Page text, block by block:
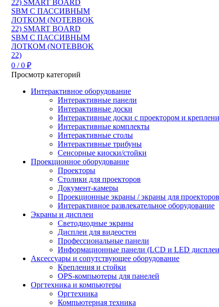
0 / 0 ₽
Просмотр категорий
Интерактивное оборудование
Интерактивные панели
Интерактивные доски
Интерактивные доски с проектором и
Интерактивные комплекты
Интерактивные столы
Интерактивные трибуны
Сенсорные киоски/стойки
Проекционное оборудование
Проекторы
Столики для проекторов
Документ-камеры
Проекционные экраны / экраны для проекторов
Интерактивное развлекательное оборудование
Экраны и дисплеи
Светодиодные экраны
Дисплеи для видеостен
Профессиональные панели
Информационные панели (LCD и LED
Аксессуары и сопутствующее оборудование
Крепления и стойки
OPS-компьютеры для панелей
Оргтехника и компьютеры
Оргтехника
Компьютерная техника